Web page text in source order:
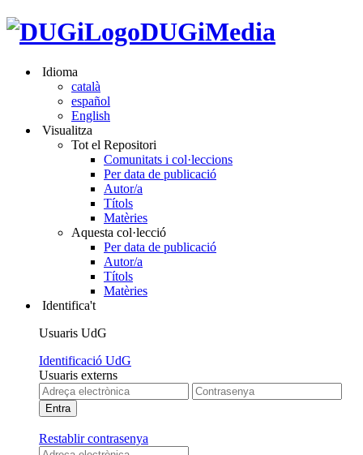
DUGiMedia
Idioma
català
español
English
Visualitza
Tot el Repositori
Comunitats i col·leccions
Per data de publicació
Autor/a
Títols
Matèries
Aquesta col·lecció
Per data de publicació
Autor/a
Títols
Matèries
Identifica't
Usuaris UdG
Identificació UdG
Usuaris externs
Restablir contrasenya